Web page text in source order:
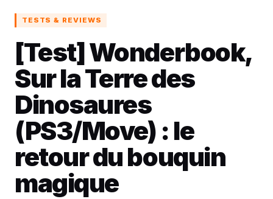
TESTS & REVIEWS
[Test] Wonderbook,
Sur la Terre des
Dinosaures
(PS3/Move) : le
retour du bouquin
magique